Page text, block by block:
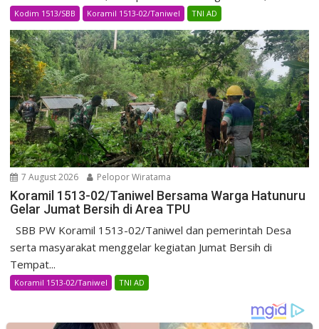
Kodim 1513/SBB Koramil 1513-02/Taniwel TNI AD
7 August 2026 Pelopor Wiratama
Koramil 1513-02/Taniwel Bersama Warga Hatunuru
Gelar Jumat Bersih di Area TPU
SBB PW Koramil 1513-02/Taniwel dan pemerintah Desa
serta masyarakat menggelar kegiatan Jumat Bersih di
Tempat...
Koramil 1513-02/Taniwel TNI AD